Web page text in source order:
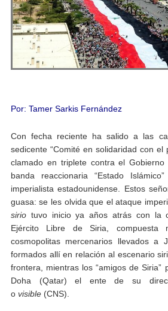
Por: Tamer Sarkis Fernández
Con fecha reciente ha salido a las
sedicente “Comité en solidaridad con el
clamado en triplete contra el
banda reaccionaria “Estado
imperialista estadounidense. Estos
guasa: se les olvida que el ataque
siriotuvo inicio ya años atrás con la
Ejército Libre de Siria, compuesta
cosmopolitas mercenarios llevados a
formados allí en relación al escenario
frontera, mientras los “amigos de Siria”
Doha (Qatar) el ente de su
o visible(CNS).